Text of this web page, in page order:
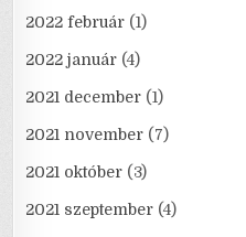
2022 február (1)
2022 január (4)
2021 december (1)
2021 november (7)
2021 október (3)
2021 szeptember (4)